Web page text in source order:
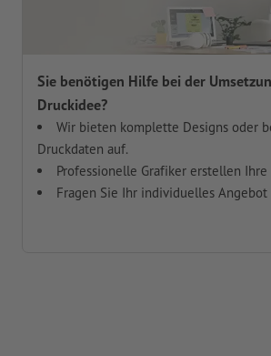
Sie benötigen Hilfe bei der
Druckidee?
Wir bieten komplette Designs oder
Druckdaten auf.
Professionelle Grafiker erstellen
Fragen Sie Ihr individuelles